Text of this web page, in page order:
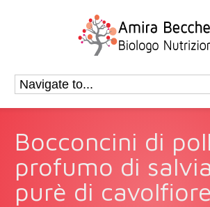
Bocconcini di
profumo di
purè di cavolfiore